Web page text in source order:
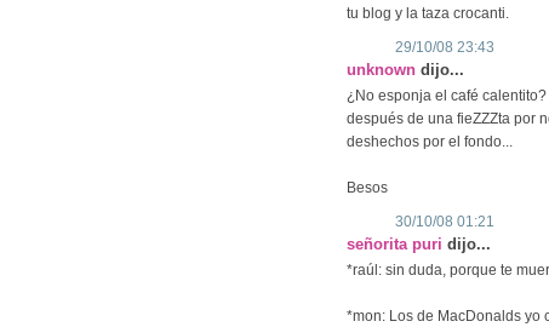
tu blog y la taza crocanti.
29/10/08 23:43
unknown dijo...
¿No esponja el café
después de una fieZZZta por
deshechos por el fondo...
Besos
30/10/08 01:21
señorita puri dijo...
*raúl: sin duda, porque te
*mon: Los de MacDonalds yo